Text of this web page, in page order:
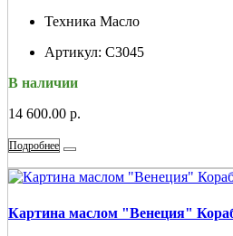
Техника Масло
Артикул: С3045
В наличии
14 600.00 р.
Подробнее
Картина маслом "Венеция"